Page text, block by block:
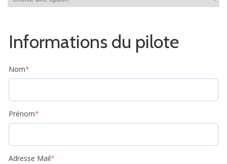
Informations du pilote
Nom*
Prénom*
Adresse Mail*